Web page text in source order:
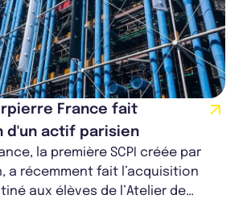
France fait
d'un actif parisien
la première SCPI créée par
a récemment fait l’acquisition
aux élèves de l’Atelier de